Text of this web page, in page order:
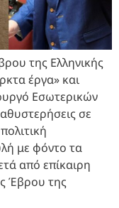
της Ελληνικής
έργα» και
Εσωτερικών
σε
με φόντο τα
από επίκαιρη
Έβρου της